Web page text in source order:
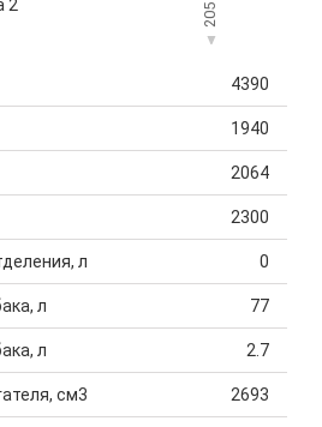
205
4390
1940
2064
2300
л 0
л 77
л 2.7
см3 2693